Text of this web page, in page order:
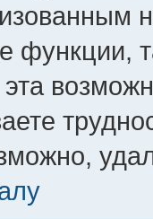
функции,